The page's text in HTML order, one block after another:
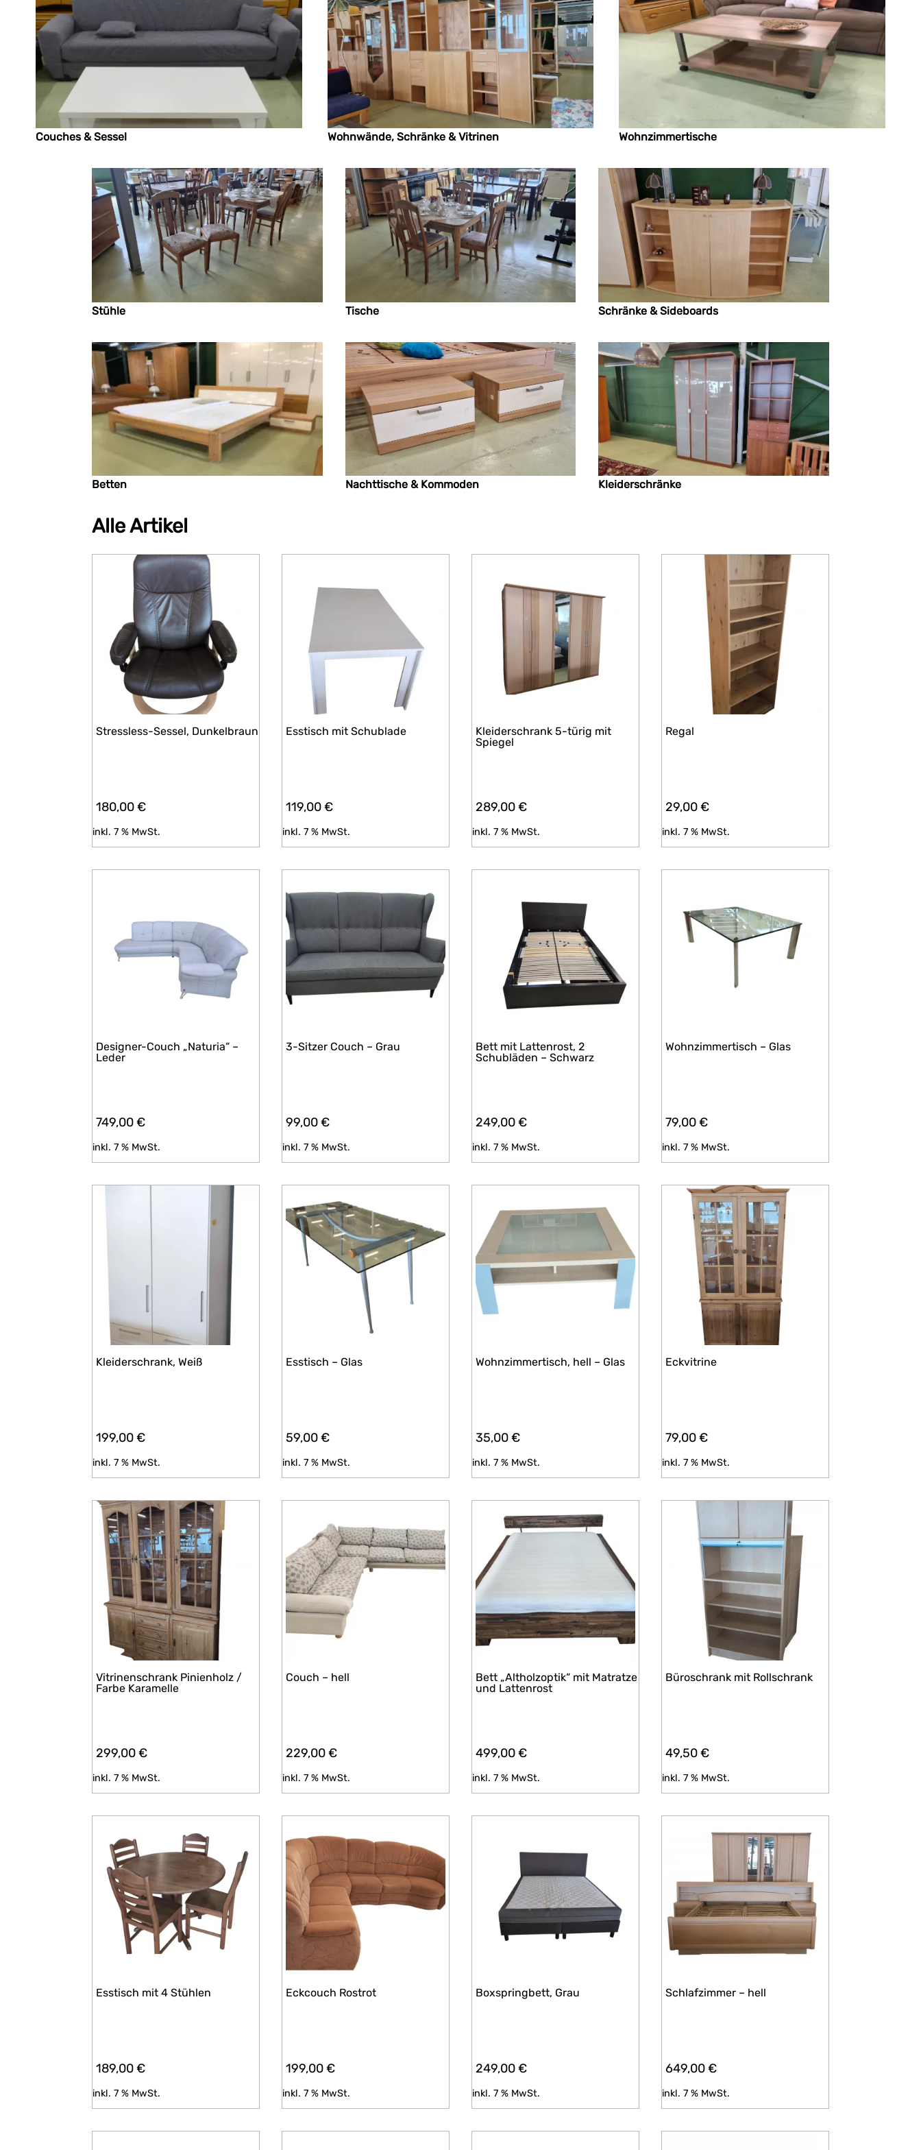
Couches & Sessel Wohnwände, Schränke & Vitrinen Wohnzimmertische
Stühle Tische Schränke & Sideboards
Betten Nachttische & Kommoden Kleiderschränke
Alle Artikel
Stressless-Sessel, Dunkelbraun
180,00€
inkl. 7 % MwSt.
Esstisch mit Schublade
119,00€
inkl. 7 % MwSt.
Kleiderschrank 5-türig mit
Spiegel
289,00€
inkl. 7 % MwSt.
Regal
29,00€
inkl. 7 % MwSt.
Designer-Couch „Naturia“ –
Leder
749,00€
inkl. 7 % MwSt.
3-Sitzer Couch – Grau
99,00€
inkl. 7 % MwSt.
Bett mit Lattenrost, 2
Schubläden – Schwarz
249,00€
inkl. 7 % MwSt.
Wohnzimmertisch – Glas
79,00€
inkl. 7 % MwSt.
Kleiderschrank, Weiß
199,00€
inkl. 7 % MwSt.
Esstisch – Glas
59,00€
inkl. 7 % MwSt.
Wohnzimmertisch, hell – Glas
35,00€
inkl. 7 % MwSt.
Eckvitrine
79,00€
inkl. 7 % MwSt.
Vitrinenschrank Pinienholz /
Farbe Karamelle
299,00€
inkl. 7 % MwSt.
Couch – hell
229,00€
inkl. 7 % MwSt.
Bett „Altholzoptik“ mit Matratze
und Lattenrost
499,00€
inkl. 7 % MwSt.
Büroschrank mit Rollschrank
49,50€
inkl. 7 % MwSt.
Esstisch mit 4 Stühlen
189,00€
inkl. 7 % MwSt.
Eckcouch Rostrot
199,00€
inkl. 7 % MwSt.
Boxspringbett, Grau
249,00€
inkl. 7 % MwSt.
Schlafzimmer – hell
649,00€
inkl. 7 % MwSt.